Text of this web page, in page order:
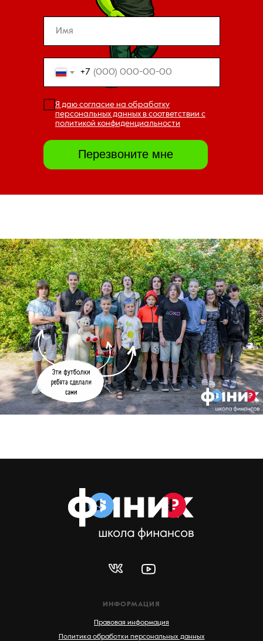
+7
Я даю согласие на обработку
персональных данных в соответствии с
политикой конфиденциальности
Перезвоните мне
ИНФОРМАЦИЯ
Правовая информация
Политика обработки персональных данных